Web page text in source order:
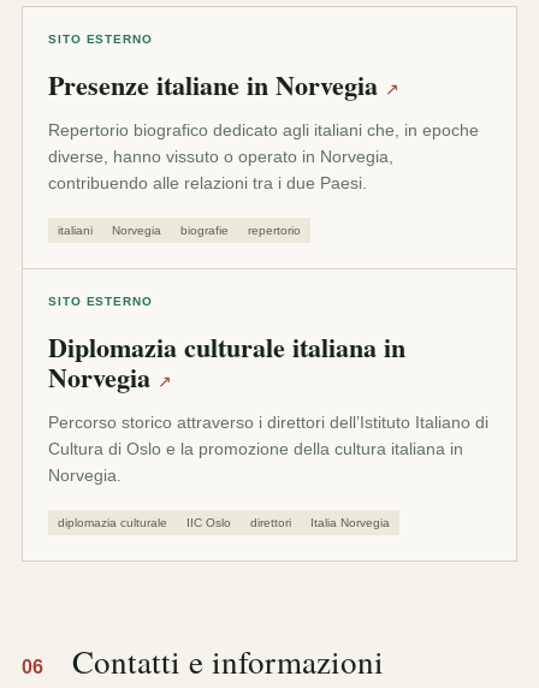
SITO ESTERNO
Presenze italiane in Norvegia ↗
Repertorio biografico dedicato agli italiani che, in epoche
diverse, hanno vissuto o operato in Norvegia,
contribuendo alle relazioni tra i due Paesi.
italiani Norvegia biografie repertorio
SITO ESTERNO
Diplomazia culturale italiana in
Norvegia ↗
Percorso storico attraverso i direttori dell’Istituto Italiano di
Cultura di Oslo e la promozione della cultura italiana in
Norvegia.
diplomazia culturale IIC Oslo direttori Italia Norvegia
06 Contatti e informazioni